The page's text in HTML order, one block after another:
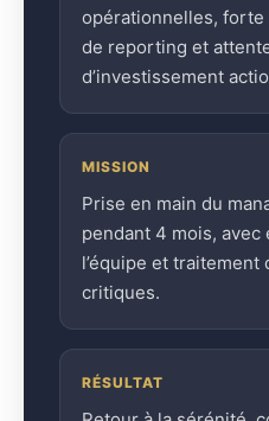
opérationnelles,
de reporting et
d’investissement
MISSION
Prise en main du
pendant 4 mois, avec
l’équipe et traitement
critiques.
RÉSULTAT